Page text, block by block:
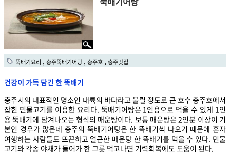
뚝배기요리 충주뚝배기어탕 충주호 충주맛집
건강이 가득 담긴 한 뚝배기
충주시의 대표적인 명소인 내륙의 바다라고 불릴 정도로 큰 호수 충주호에서
잡힌 민물고기를 이용한 요리다. 뚝배기어탕은 1인용으로 먹을 수 있게 1인
용 뚝배기에 담겨나오는 형식의 매운탕이다. 보통 매운탕은 2인분 이상이 기
본인 경우가 많은데 충주의 뚝배기어탕은 한 뚝배기씩 나오기 때문에 혼자
여행하는 사람들도 뜨끈하고 얼큰한 매운탕 한 뚝배기를 먹을 수 있다. 민물
고기와 각종 야채가 들어가 한 그릇 먹고나면 기력회복에도 도움이 된다.